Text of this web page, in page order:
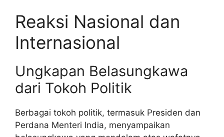
Reaksi Nasional dan
Internasional
Ungkapan Belasungkawa
dari Tokoh Politik
Berbagai tokoh politik, termasuk Presiden dan
Perdana Menteri India, menyampaikan